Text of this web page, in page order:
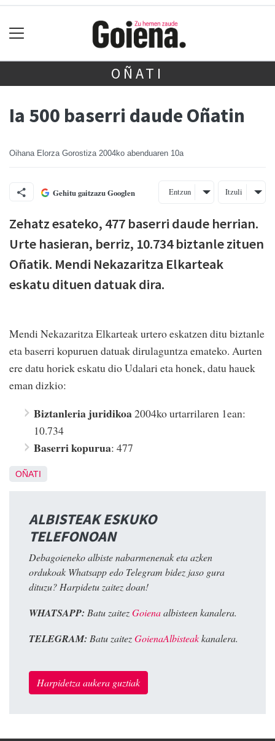
OÑATI
Ia 500 baserri daude Oñatin
Oihana Elorza Gorostiza 2004ko abenduaren 10a
Gehitu gaitzazu Googlen Entzun Itzuli
Zehatz esateko, 477 baserri daude herrian.
Urte hasieran, berriz, 10.734 biztanle zituen
Oñatik. Mendi Nekazaritza Elkarteak
eskatu dituen datuak dira.
Mendi Nekazaritza Elkarteak urtero eskatzen ditu biztanle
eta baserri kopuruen datuak dirulaguntza emateko. Aurten
ere datu horiek eskatu dio Udalari eta honek, datu hauek
eman dizkio:
Biztanleria juridikoa2004ko urtarrilaren 1ean:
10.734
Baserri kopurua: 477
OÑATI
ALBISTEAK ESKUKO
TELEFONOAN
Debagoieneko albiste nabarmenenak eta azken
ordukoak Whatsapp edo Telegram bidez jaso gura
dituzu? Harpidetu zaitez doan!
WHATSAPP: Batu zaitezGoienaalbisteen kanalera.
TELEGRAM: Batu zaitezGoienaAlbisteakkanalera.
Harpidetza aukera guztiak